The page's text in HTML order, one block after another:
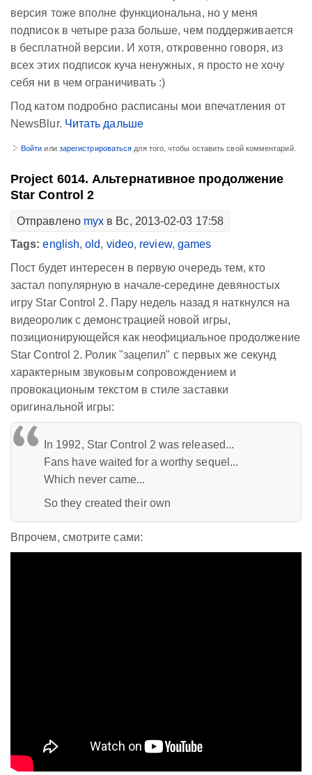
версия тоже вполне функциональна, но у меня
подписок в четыре раза больше, чем поддерживается
в бесплатной версии. И хотя, откровенно говоря, из
всех этих подписок куча ненужных, я просто не хочу
себя ни в чем ограничивать :)
Под катом подробно расписаны мои впечатления от
NewsBlur. Читать дальше
Войти или зарегистрироваться для того, чтобы оставить свой комментарий.
Project 6014. Альтернативное продолжение
Star Control 2
Отправлено myx в Вс, 2013-02-03 17:58
Tags:english,old, video, review, games
Пост будет интересен в первую очередь тем, кто
застал популярную в начале-середине девяностых
игру Star Control 2. Пару недель назад я наткнулся на
видеоролик с демонстрацией новой игры,
позиционирующейся как неофициальное продолжение
Star Control 2. Ролик "зацепил" с первых же секунд
характерным звуковым сопровождением и
провокационым текстом в стиле заставки
оригинальной игры:
In 1992, Star Control 2 was released...
Fans have waited for a worthy sequel...
Which never came...
So they created their own
Впрочем, смотрите сами: